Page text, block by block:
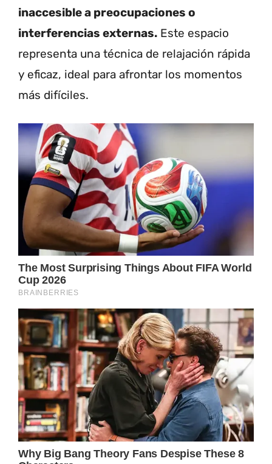
inaccesible a preocupaciones o
interferencias externas. Este espacio
representa una técnica de relajación rápida
y eficaz, ideal para afrontar los momentos
más difíciles.